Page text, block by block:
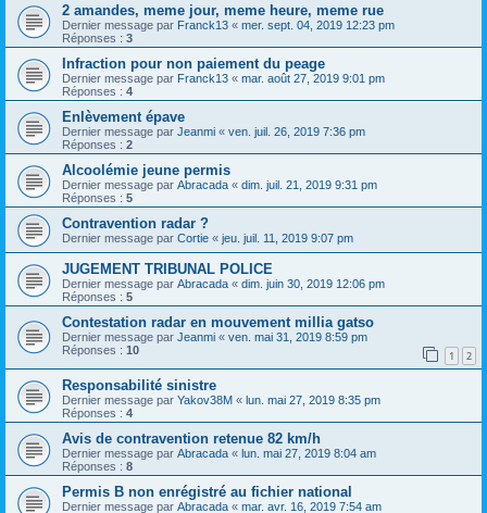
2 amandes, meme jour, meme heure, meme rue
Dernier message par Franck13 « mer. sept. 04, 2019 12:23 pm
Réponses : 3
Infraction pour non paiement du peage
Dernier message par Franck13 « mar. août 27, 2019 9:01 pm
Réponses : 4
Enlèvement épave
Dernier message par Jeanmi « ven. juil. 26, 2019 7:36 pm
Réponses : 2
Alcoolémie jeune permis
Dernier message par Abracada « dim. juil. 21, 2019 9:31 pm
Réponses : 5
Contravention radar ?
Dernier message par Cortie « jeu. juil. 11, 2019 9:07 pm
JUGEMENT TRIBUNAL POLICE
Dernier message par Abracada « dim. juin 30, 2019 12:06 pm
Réponses : 5
Contestation radar en mouvement millia gatso
Dernier message par Jeanmi « ven. mai 31, 2019 8:59 pm
Réponses : 10 1 2
Responsabilité sinistre
Dernier message par Yakov38M « lun. mai 27, 2019 8:35 pm
Réponses : 4
Avis de contravention retenue 82 km/h
Dernier message par Abracada « lun. mai 27, 2019 8:04 am
Réponses : 8
Permis B non enrégistré au fichier national
Dernier message par Abracada « mar. avr. 16, 2019 7:54 am